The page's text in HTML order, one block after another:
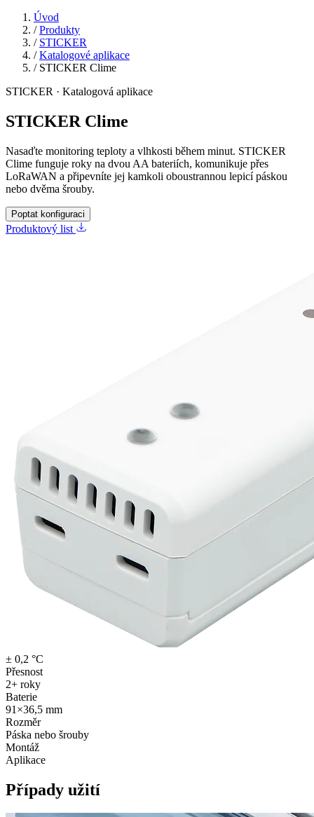
Úvod
/ Produkty
/ STICKER
/ Katalogové aplikace
/ STICKER Clime
STICKER · Katalogová aplikace
STICKER Clime
Nasaďte monitoring teploty a vlhkosti během minut. STICKER
Clime funguje roky na dvou AA bateriích, komunikuje přes
LoRaWAN a připevníte jej kamkoli oboustrannou lepicí páskou
nebo dvěma šrouby.
Poptat konfiguraci
Produktový list
± 0,2 °C
Přesnost
2+ roky
Baterie
91×36,5 mm
Rozměr
Páska nebo šrouby
Montáž
Aplikace
Případy užití